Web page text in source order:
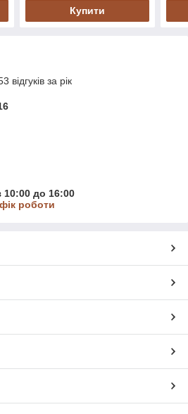
Купити
відгуків за рік
10:00 до 16:00
роботи